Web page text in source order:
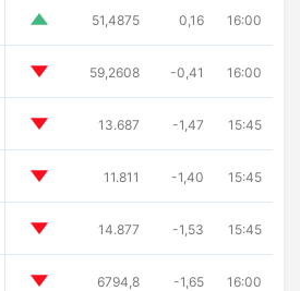
51,4875 0,16 16:00
59,2608 -0,41 16:00
13.687 -1,47 15:45
11.811 -1,40 15:45
14.877 -1,53 15:45
6794,8 -1,65 16:00